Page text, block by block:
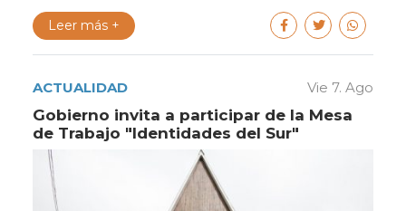
Leer más +
ACTUALIDAD Vie 7. Ago
Gobierno invita a participar de la Mesa
de Trabajo "Identidades del Sur"